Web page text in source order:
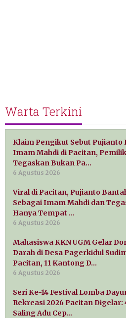
Warta Terkini
Klaim Pengikut Sebut Pujianto
Imam Mahdi di Pacitan, Pemilik
Tegaskan Bukan Pa…
6 Agustus 2026
Viral di Pacitan, Pujianto
Sebagai Imam Mahdi dan
Hanya Tempat …
6 Agustus 2026
Mahasiswa KKN UGM Gelar
Darah di Desa Pagerkidul
Pacitan, 11 Kantong D…
6 Agustus 2026
Seri Ke-14 Festival Lomba
Rekreasi 2026 Pacitan Digelar:
Saling Adu Cep…